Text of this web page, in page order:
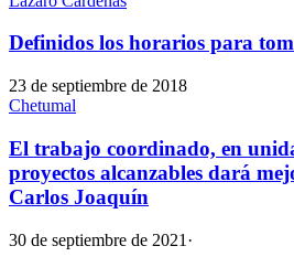
Definidos los horarios para
23 de septiembre de 2018
Chetumal
El trabajo coordinado, en
proyectos alcanzables dará
Carlos Joaquín
30 de septiembre de 2021 ·